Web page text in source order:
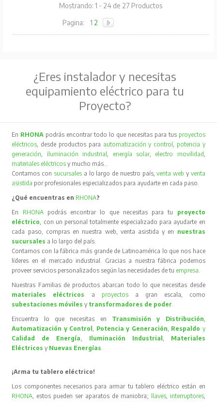
Mostrando: 1 - 24 de 27 Productos
Pagina: 1 2
¿Eres instalador y necesitas
equipamiento eléctrico para tu
Proyecto?
En RHONA podrás encontrar todo lo que necesitas para tus proyectos
eléctricos , desde productos para automatización y control
potencia y
generación
iluminación industrial energía solar, electro movilidad
materiales eléctricos y mucho más…
Contamos con sucursales a lo largo de nuestro país,venta web y venta
asistida por profesionales especializados para ayudarte en cada paso.
¿Qué encuentras en RHONA?
En RHONA podrás encontrar lo que necesitas para tu proyecto
eléctrico , con un personal totalmente especializado para ayudarte en
cada paso, compras en nuestra web, venta asistida y en nuestras
sucursales a lo largo del país.
Contamos con la fábrica más grande de Latinoamérica lo que nos hace
líderes en el mercado industrial. Gracias a nuestra fábrica podemos
proveer servicios personalizados según las necesidades de tu empresa
Nuestras Familias de productos abarcan todo lo que necesitas desde
materiales eléctricos
a proyectos
a gran escala, como
subestaciones móvilesy transformadores de poder
Encuentra lo que necesitas en Transmisión y Distribución
Automatización y Control
Potencia y Generación Respaldo y
Calidad de Energía
Iluminación Industrial
Materiales
Eléctricos y Nuevas Energías
¡Arma tu tablero eléctrico!
Los componentes necesarios para armar tu tablero eléctrico están en
RHONA , estos pueden ser aparatos de maniobra; llaves, interruptores,